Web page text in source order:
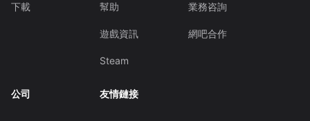
下載 幫助
遊戲資訊
Steam
業務咨詢
網吧合作
公司 友情鏈接